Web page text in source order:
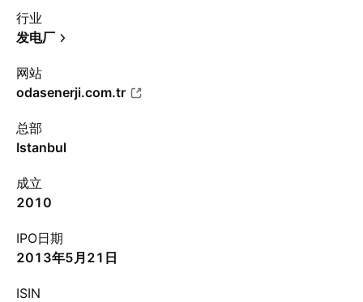
行业
发电厂
网站
odasenerji.com.tr
总部
Istanbul
成立
2010
IPO日期
2013年5月21日
ISIN